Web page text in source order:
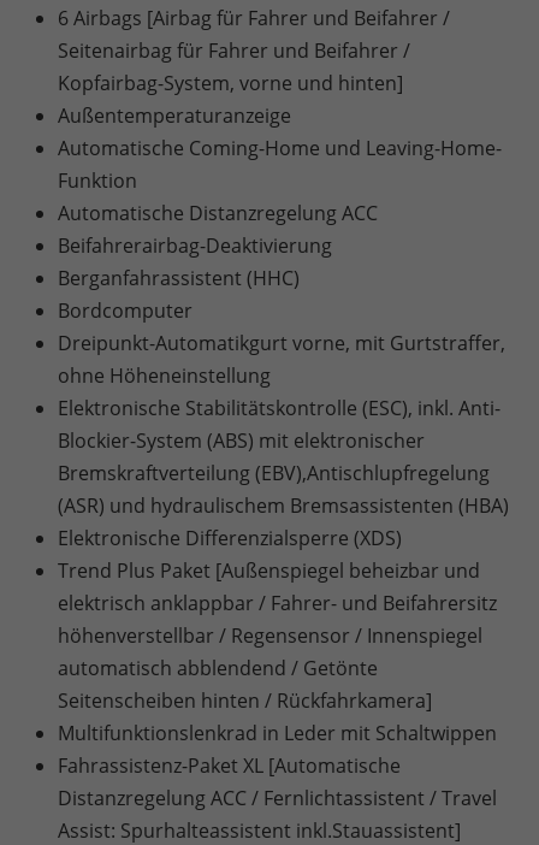
6 Airbags [Airbag für Fahrer und Beifahrer /
Seitenairbag für Fahrer und Beifahrer /
Kopfairbag-System, vorne und hinten]
Außentemperaturanzeige
Automatische Coming-Home und Leaving-Home-
Funktion
Automatische Distanzregelung ACC
Beifahrerairbag-Deaktivierung
Berganfahrassistent (HHC)
Bordcomputer
Dreipunkt-Automatikgurt vorne, mit Gurtstraffer,
ohne Höheneinstellung
Elektronische Stabilitätskontrolle (ESC), inkl. Anti-
Blockier-System (ABS) mit elektronischer
Bremskraftverteilung (EBV),Antischlupfregelung
(ASR) und hydraulischem Bremsassistenten (HBA)
Elektronische Differenzialsperre (XDS)
Trend Plus Paket [Außenspiegel beheizbar und
elektrisch anklappbar / Fahrer- und Beifahrersitz
höhenverstellbar / Regensensor / Innenspiegel
automatisch abblendend / Getönte
Seitenscheiben hinten / Rückfahrkamera]
Multifunktionslenkrad in Leder mit Schaltwippen
Fahrassistenz-Paket XL [Automatische
Distanzregelung ACC / Fernlichtassistent / Travel
Assist: Spurhalteassistent inkl.Stauassistent]